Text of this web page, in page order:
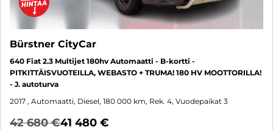
Bürstner CityCar
640 Fiat 2.3 Multijet 180hv Automaatti - B-kortti -
PITKITTÄISVUOTEILLA, WEBASTO + TRUMA! 180 HV MOOTTORILLA!
- J. autoturva
2017 , Automaatti, Diesel, 180 000 km, Rek. 4, Vuodepaikat 3
42 680 €41 480 €